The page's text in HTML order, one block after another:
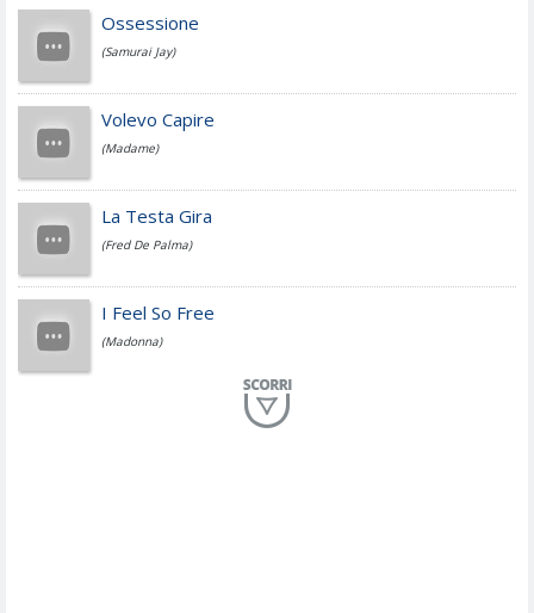
Cesare Cremonini
Jovanotti
Fedez
Simone Cristicchi
Ossessione
(Samurai Jay)
Volevo Capire
(Madame)
La Testa Gira
(Fred De Palma)
I Feel So Free
(Madonna)